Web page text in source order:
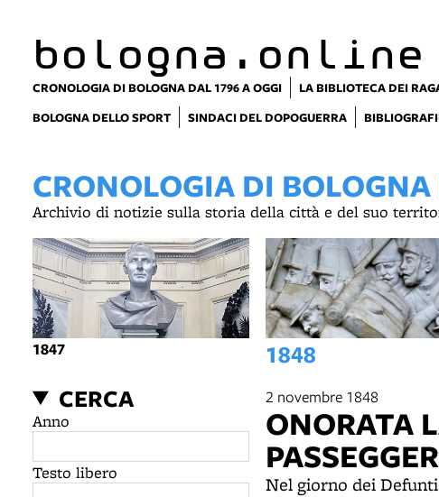
bologna.online
CRONOLOGIA DI BOLOGNA DAL 1796 A OGGI LA BIBLIOTECA DEI
BOLOGNA DELLO SPORT
SINDACI DEL DOPOGUERRA
CRONOLOGIA DI
Archivio di notizie sulla storia della città e del suo
1847 1848
CERCA
Anno
Testo libero
2 novembre 1848
ONORATA
Nel giorno dei